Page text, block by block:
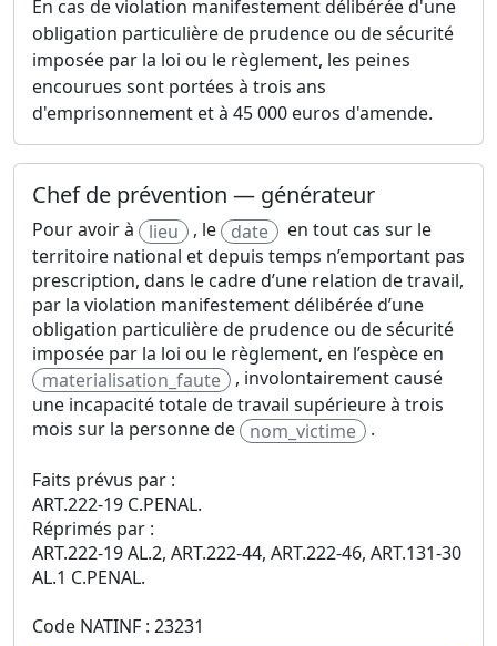
En cas de violation manifestement délibérée d'une
obligation particulière de prudence ou de sécurité
imposée par la loi ou le règlement, les peines
encourues sont portées à trois ans
d'emprisonnement et à 45 000 euros d'amende.
Chef de prévention — générateur
Pour avoir à lieu , le date
en tout cas sur le
territoire national et depuis temps n’emportant pas
prescription, dans le cadre d’une relation de travail,
par la violation manifestement délibérée d’une
obligation particulière de prudence ou de sécurité
imposée par la loi ou le règlement, en l’espèce en
materialisation_faute
, involontairement causé
une incapacité totale de travail supérieure à trois
mois sur la personne de
nom_victime .
Faits prévus par :
ART.222-19 C.PENAL.
Réprimés par :
ART.222-19 AL.2, ART.222-44, ART.222-46, ART.131-30
AL.1 C.PENAL.
Code NATINF : 23231